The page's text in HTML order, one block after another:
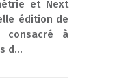
et Next
édition de
consacré à
d...